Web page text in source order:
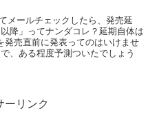
メールチェックしたら、発売延
降」ってナンダコレ？延期自体は
発売直前に発表ってのはいけませ
、ある程度予測ついたでしょう
ーリンク